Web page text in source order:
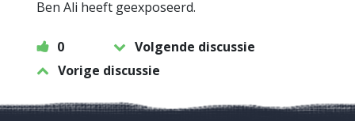
Ben Ali heeft geexposeerd.
0
Volgende discussie
Vorige discussie